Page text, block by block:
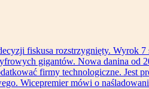
fiskusa rozstrzygnięty. Wyrok
gigantów. Nowa danina od
firmy technologiczne. Jest
Wicepremier mówi o